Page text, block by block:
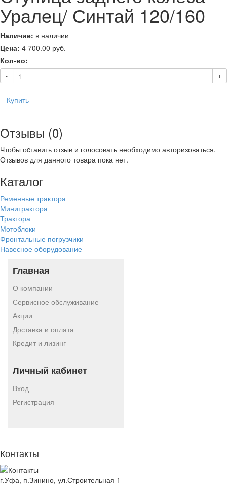
Уралец/ Синтай 120/160
Наличие: в наличии
Цена: 4 700.00 руб.
Кол-во:
- +
Купить
Отзывы (0)
Чтобы оcтавить отзыв и голосовать необходимо авторизоваться.
Отзывов для данного товара пока нет.
Каталог
Ременные трактора
Минитрактора
Трактора
Мотоблоки
Фронтальные погрузчики
Навесное оборудование
Главная
О компании
Сервисное обслуживание
Акции
Доставка и оплата
Кредит и лизинг
Личный кабинет
Вход
Регистрация
Контакты
г.Уфа, п.Зинино, ул.Строительная 1